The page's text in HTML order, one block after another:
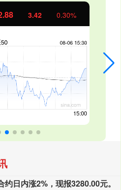
3.42 0.30%
日内涨2%，现报3280.00元。